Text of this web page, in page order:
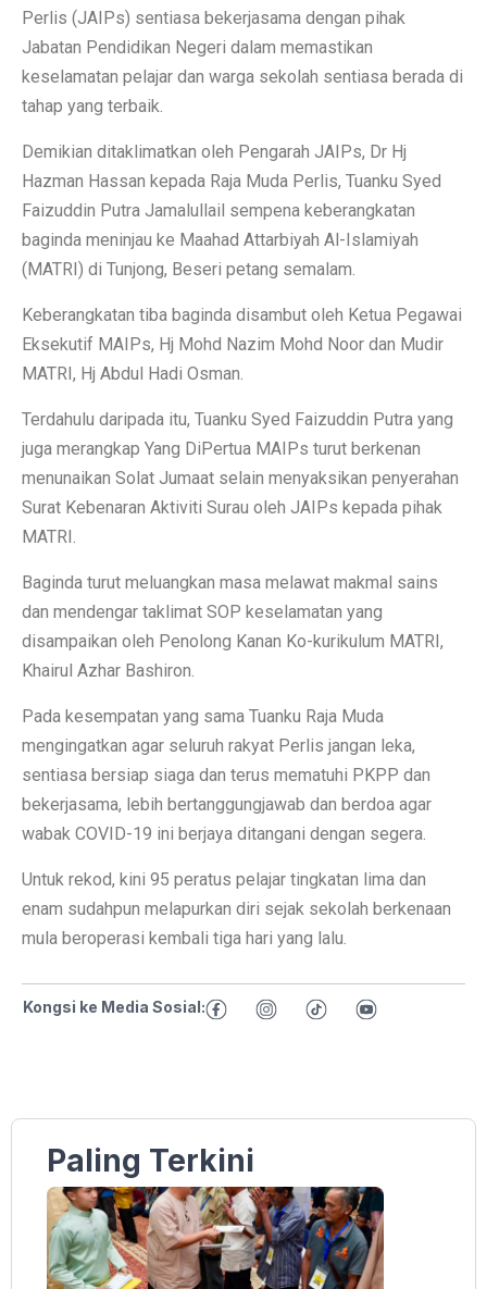
Perlis (JAIPs) sentiasa bekerjasama dengan pihak
Jabatan Pendidikan Negeri dalam memastikan
keselamatan pelajar dan warga sekolah sentiasa berada di
tahap yang terbaik.
Demikian ditaklimatkan oleh Pengarah JAIPs, Dr Hj
Hazman Hassan kepada Raja Muda Perlis, Tuanku Syed
Faizuddin Putra Jamalullail sempena keberangkatan
baginda meninjau ke Maahad Attarbiyah Al-Islamiyah
(MATRI) di Tunjong, Beseri petang semalam.
Keberangkatan tiba baginda disambut oleh Ketua Pegawai
Eksekutif MAIPs, Hj Mohd Nazim Mohd Noor dan Mudir
MATRI, Hj Abdul Hadi Osman.
Terdahulu daripada itu, Tuanku Syed Faizuddin Putra yang
juga merangkap Yang DiPertua MAIPs turut berkenan
menunaikan Solat Jumaat selain menyaksikan penyerahan
Surat Kebenaran Aktiviti Surau oleh JAIPs kepada pihak
MATRI.
Baginda turut meluangkan masa melawat makmal sains
dan mendengar taklimat SOP keselamatan yang
disampaikan oleh Penolong Kanan Ko-kurikulum MATRI,
Khairul Azhar Bashiron.
Pada kesempatan yang sama Tuanku Raja Muda
mengingatkan agar seluruh rakyat Perlis jangan leka,
sentiasa bersiap siaga dan terus mematuhi PKPP dan
bekerjasama, lebih bertanggungjawab dan berdoa agar
wabak COVID-19 ini berjaya ditangani dengan segera.
Untuk rekod, kini 95 peratus pelajar tingkatan lima dan
enam sudahpun melapurkan diri sejak sekolah berkenaan
mula beroperasi kembali tiga hari yang lalu.
Kongsi ke Media Sosial:
Paling Terkini